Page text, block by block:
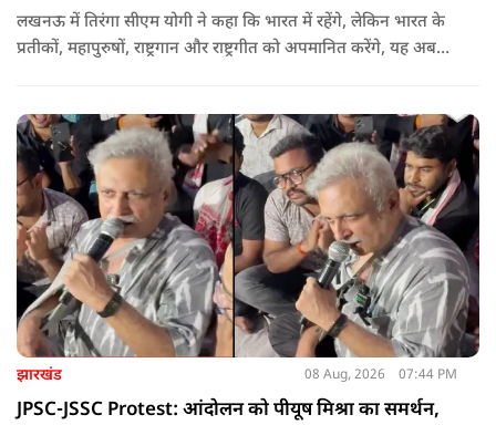
लखनऊ में तिरंगा सीएम योगी ने कहा कि भारत में रहेंगे, लेकिन भारत के
प्रतीकों, महापुरुषों, राष्ट्रगान और राष्ट्रगीत को अपमानित करेंगे, यह अब
की हर चुनौती का सामना करने में सक्षम है.
झारखंड 08 Aug, 2026 07:44 PM
JPSC-JSSC Protest: आंदोलन को पीयूष मिश्रा का समर्थन,